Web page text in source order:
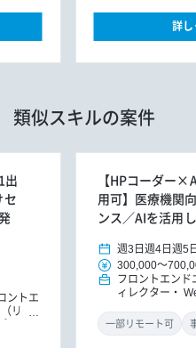
詳し
類似スキルの案件
出
セ
ントエ
リー
【HPコーダー
用可】医療機関
ンス／AIを活用
週3日 週4日 週5日
300,000～
フロントエンド
ィレクター
一部リモート可